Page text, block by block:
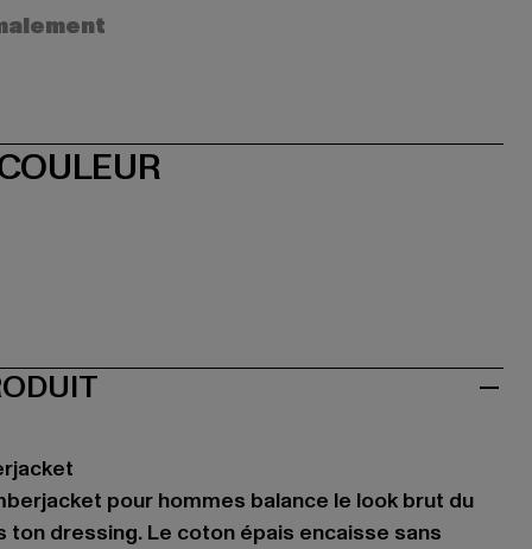
pour hommes balance le look brut du
dressing. Le coton épais encaisse sans